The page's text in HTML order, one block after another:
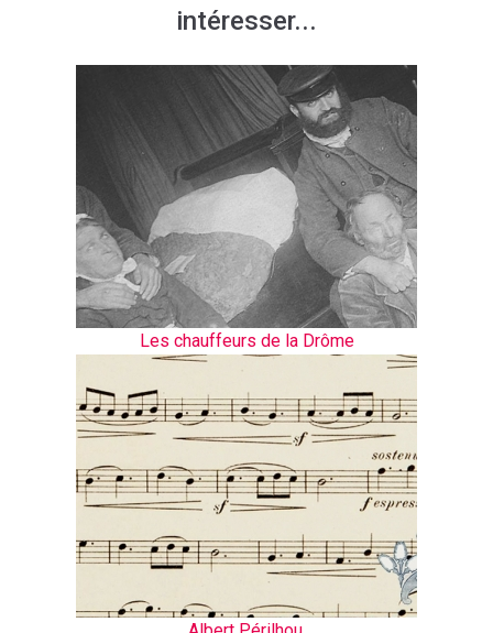
intéresser...
Les chauffeurs de la Drôme